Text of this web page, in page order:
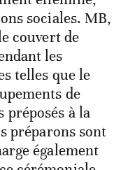
sociales. MB,
couvert de
les
telles que le
de
préposés à la
préparons sont
également